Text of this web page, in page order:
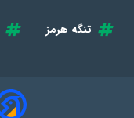
تنگه هرمز